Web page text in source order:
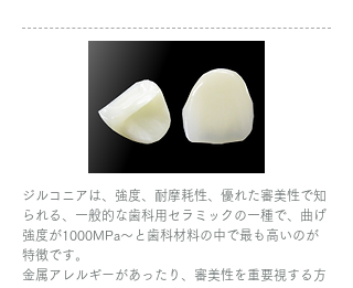
ジルコニアは、強度、耐摩耗性、優れた審美性で知
られる、一般的な歯科用セラミックの一種で、曲げ
強度が1000MPa〜と歯科材料の中で最も高いのが
特徴です。
金属アレルギーがあったり、審美性を重要視する方